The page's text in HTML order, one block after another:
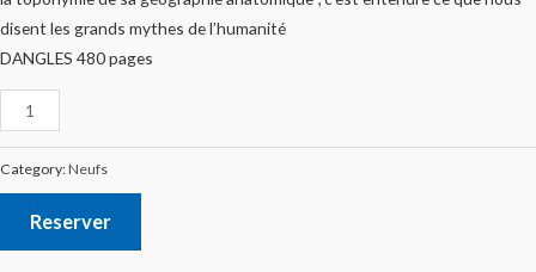
disent les grands mythes de l’humanité
DANGLES 480 pages
Category:Neufs
Reserver